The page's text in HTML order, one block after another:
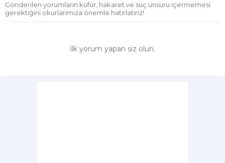
Gönderilen yorumların küfür, hakaret ve suç unsuru içermemesi
gerektiğini okurlarımıza önemle hatırlatırız!
İlk yorum yapan siz olun.